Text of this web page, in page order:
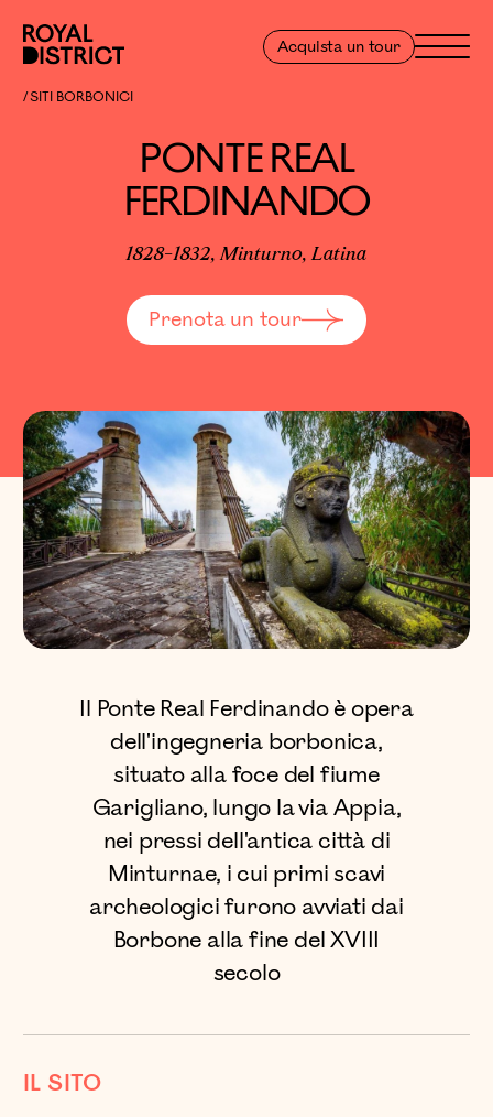
Royal District
Acquista un tour Menu
SITI BORBONICI
PONTE REAL
FERDINANDO
1828-1832, Minturno, Latina
Prenota un tour
Il Ponte Real Ferdinando è opera
dell'ingegneria borbonica,
situato alla foce del fiume
Garigliano, lungo la via Appia,
nei pressi dell'antica città di
Minturnae, i cui primi scavi
archeologici furono avviati dai
Borbone alla fine del XVIII
secolo
IL SITO